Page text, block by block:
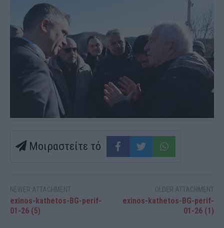
Μοιραστείτε τό
NEWER ATTACHMENT
exinos-kathetos-BG-perif-
01-26 (5)
OLDER ATTACHMENT
exinos-kathetos-BG-perif-
01-26 (1)